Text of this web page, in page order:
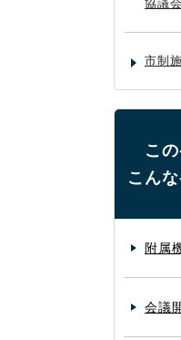
協議
市制
こ
こん
附属
会議